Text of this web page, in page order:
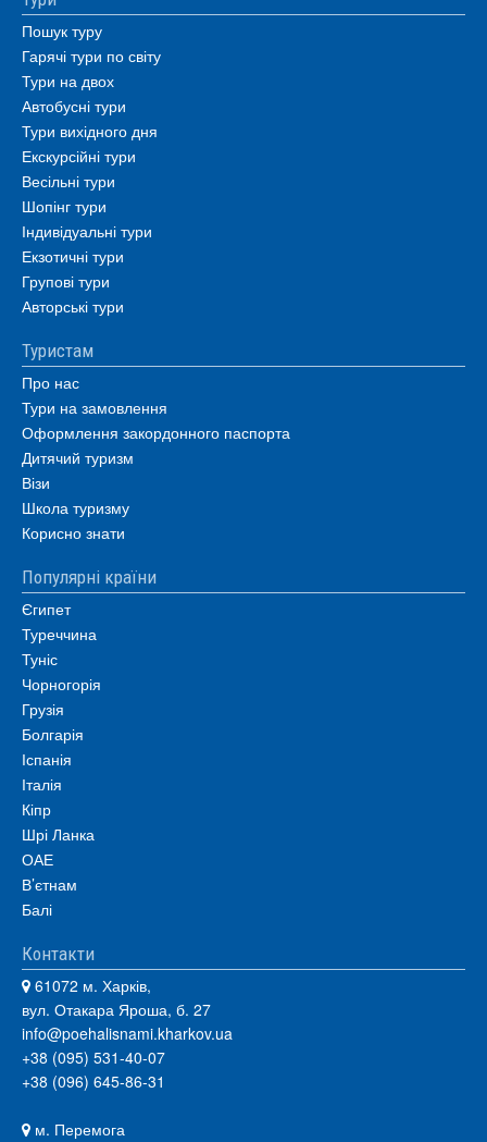
Пошук туру
Гарячі тури по світу
Тури на двох
Автобусні тури
Тури вихідного дня
Екскурсійні тури
Весільні тури
Шопінг тури
Індивідуальні тури
Екзотичні тури
Групові тури
Авторські тури
Туристам
Про нас
Тури на замовлення
Оформлення закордонного паспорта
Дитячий туризм
Візи
Школа туризму
Корисно знати
Популярні країни
Єгипет
Туреччина
Туніс
Чорногорія
Грузія
Болгарія
Іспанія
Італія
Кіпр
Шрі Ланка
ОАЕ
В’єтнам
Балі
Контакти
61072 м. Харків,
вул. Отакара Яроша, б. 27
info@poehalisnami.kharkov.ua
+38 (095) 531-40-07
+38 (096) 645-86-31
м. Перемога